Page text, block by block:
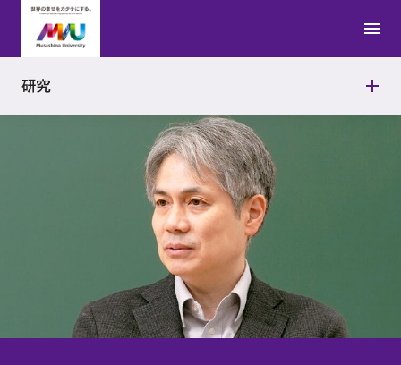
研究
経営研究所
公的研究費の適正使用
研究活動における不正行為への対応
研究機関の管理・監査
研究者紹介
学問の地平から
連携研究の取り組み